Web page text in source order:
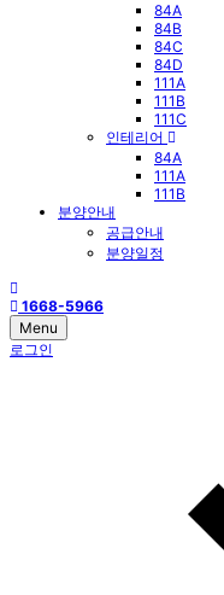
84A
84B
84C
84D
111A
111B
111C
인테리어
84A
111A
111B
분양안내
공급안내
분양일정
1668-5966
Menu
로그인